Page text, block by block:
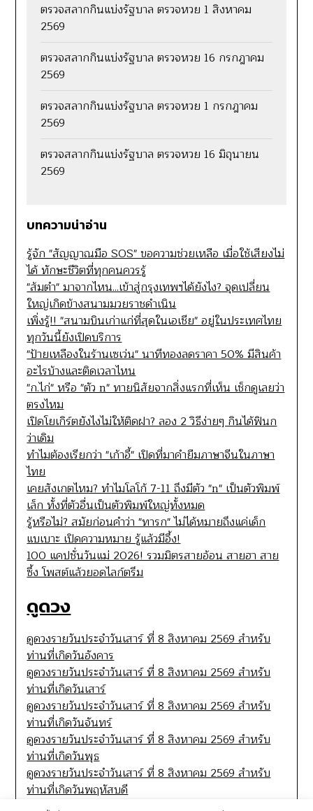
ตรวจสลากกินแบ่งรัฐบาล ตรวจหวย 1 สิงหาคม
2569
ตรวจสลากกินแบ่งรัฐบาล ตรวจหวย 16 กรกฎาคม
2569
ตรวจสลากกินแบ่งรัฐบาล ตรวจหวย 1 กรกฎาคม
2569
ตรวจสลากกินแบ่งรัฐบาล ตรวจหวย 16 มิถุนายน
2569
บทความน่าอ่าน
รู้จัก "สัญญาณมือ SOS" ขอความช่วยเหลือ เมื่อใช้เสียงไม่
ได้ ทักษะชีวิตที่ทุกคนควรรู้
"ส้มตำ" มาจากไหน...เข้าสู่กรุงเทพฯได้ยังไง? จุดเปลี่ยน
ใหญ่เกิดข้างสนามมวยราชดำเนิน
เพิ่งรู้!! "สนามบินเก่าแก่ที่สุดในเอเชีย" อยู่ในประเทศไทย
ทุกวันนี้ยังเปิดบริการ
"ป้ายเหลืองในร้านเซเว่น" นาทีทองลดราคา 50% มีสินค้า
อะไรบ้างและติดเวลาไหน
"ก.ไก่" หรือ "ตัว n" ทายนิสัยจากสิ่งแรกที่เห็น เช็กดูเลยว่า
ตรงไหม
เปิดโยเกิร์ตยังไงไม่ให้ติดฝา? ลอง 2 วิธีง่ายๆ กินได้ฟินก
ว่าเดิม
ทำไมต้องเรียกว่า "เก้าอี้" เปิดที่มาคำยืมภาษาจีนในภาษา
ไทย
เคยสังเกตไหม? ทำไมโลโก้ 7-11 ถึงมีตัว "n" เป็นตัวพิมพ์
เล็ก ทั้งที่ตัวอื่นเป็นตัวพิมพ์ใหญ่ทั้งหมด
รู้หรือไม่? สมัยก่อนคำว่า "ทารก" ไม่ได้หมายถึงแค่เด็ก
แบเบาะ เปิดความหมาย รู้แล้วมีอึ้ง!
100 แคปชั่นวันแม่ 2026! รวมมิตรสายอ้อน สายฮา สาย
ซึ้ง โพสต์แล้วยอดไลก์ตรึม
ดูดวง
ดูดวงรายวันประจำวันเสาร์ ที่ 8 สิงหาคม 2569 สำหรับ
ท่านที่เกิดวันอังคาร
ดูดวงรายวันประจำวันเสาร์ ที่ 8 สิงหาคม 2569 สำหรับ
ท่านที่เกิดวันเสาร์
ดูดวงรายวันประจำวันเสาร์ ที่ 8 สิงหาคม 2569 สำหรับ
ท่านที่เกิดวันจันทร์
ดูดวงรายวันประจำวันเสาร์ ที่ 8 สิงหาคม 2569 สำหรับ
ท่านที่เกิดวันพุธ
ดูดวงรายวันประจำวันเสาร์ ที่ 8 สิงหาคม 2569 สำหรับ
ท่านที่เกิดวันพฤหัสบดี